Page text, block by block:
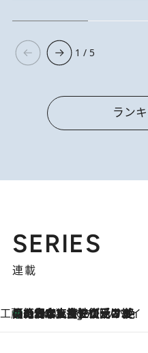
1 / 5
ラン
SERIES
連載
工藤まやのおもてなしハワイ
5 Hours Ago
【ハワイ土産】ローカルの絶大な支持で復活！ 絶品の幻クッキー《元ファンの日本人女性が受け継いだ名店》